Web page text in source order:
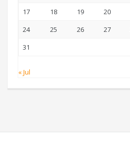
17
18 19 20
24
25 26 27
31
« Jul